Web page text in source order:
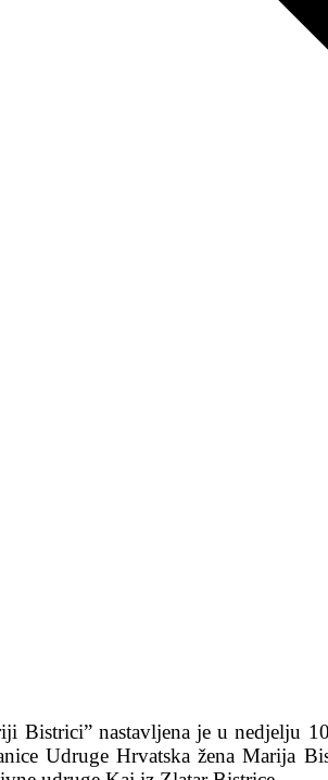
Bistrici” nastavljena je u nedjelju
Udruge Hrvatska žena Marija